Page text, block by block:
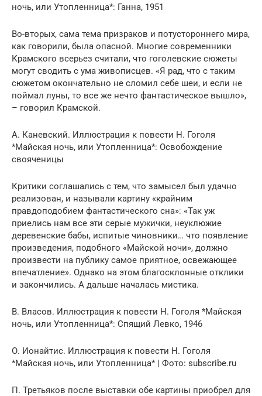
ночь, или Утопленница*: Ганна, 1951
Во-вторых, сама тема призраков и потустороннего мира,
как говорили, была опасной. Многие современники
Крамского всерьез считали, что гоголевские сюжеты
могут сводить с ума живописцев. «Я рад, что с таким
сюжетом окончательно не сломил себе шеи, и если не
поймал луны, то все же нечто фантастическое вышло»,
– говорил Крамской.
А. Каневский. Иллюстрация к повести Н. Гоголя
*Майская ночь, или Утопленница*: Освобождение
свояченицы
Критики соглашались с тем, что замысел был удачно
реализован, и называли картину «крайним
правдоподобием фантастического сна»: «Так уж
приелись нам все эти серые мужички, неуклюжие
деревенские бабы, испитые чиновники… что появление
произведения, подобного «Майской ночи», должно
произвести на публику самое приятное, освежающее
впечатление». Однако на этом благосклонные отклики
и закончились. А дальше началась мистика.
В. Власов. Иллюстрация к повести Н. Гоголя *Майская
ночь, или Утопленница*: Спящий Левко, 1946
О. Ионайтис. Иллюстрация к повести Н. Гоголя
*Майская ночь, или Утопленница* | Фото: subscribe.ru
П. Третьяков после выставки обе картины приобрел для